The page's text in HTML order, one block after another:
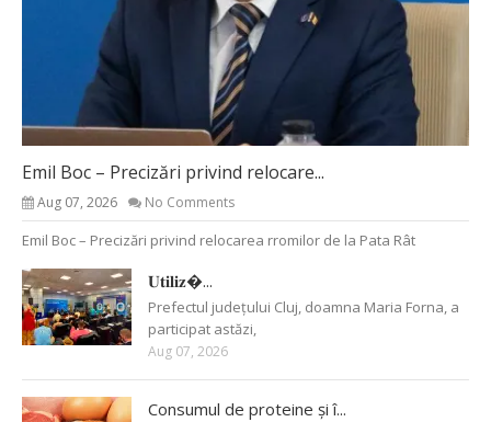
Emil Boc – Precizări privind relocare...
Aug 07, 2026 No Comments
Emil Boc – Precizări privind relocarea rromilor de la Pata Rât
𝐔𝐭𝐢𝐥𝐢𝐳�...
Prefectul județului Cluj, doamna Maria Forna, a
participat astăzi,
Aug 07, 2026
Consumul de proteine și î...